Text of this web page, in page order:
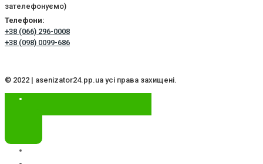
зателефонуємо)
Телефони:
+38 (066) 296-0008
+38 (098) 0099-686
© 2022 | asenizator24.pp.ua усі права захищені.